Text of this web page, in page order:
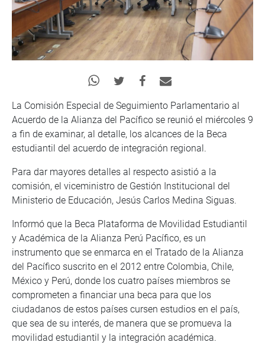
La Comisión Especial de Seguimiento Parlamentario al
Acuerdo de la Alianza del Pacífico se reunió el miércoles 9
a fin de examinar, al detalle, los alcances de la Beca
estudiantil del acuerdo de integración regional.
Para dar mayores detalles al respecto asistió a la
comisión, el viceministro de Gestión Institucional del
Ministerio de Educación, Jesús Carlos Medina Siguas.
Informó que la Beca Plataforma de Movilidad Estudiantil
y Académica de la Alianza Perú Pacífico, es un
instrumento que se enmarca en el Tratado de la Alianza
del Pacífico suscrito en el 2012 entre Colombia, Chile,
México y Perú, donde los cuatro países miembros se
comprometen a financiar una beca para que los
ciudadanos de estos países cursen estudios en el país,
que sea de su interés, de manera que se promueva la
movilidad estudiantil y la integración académica.